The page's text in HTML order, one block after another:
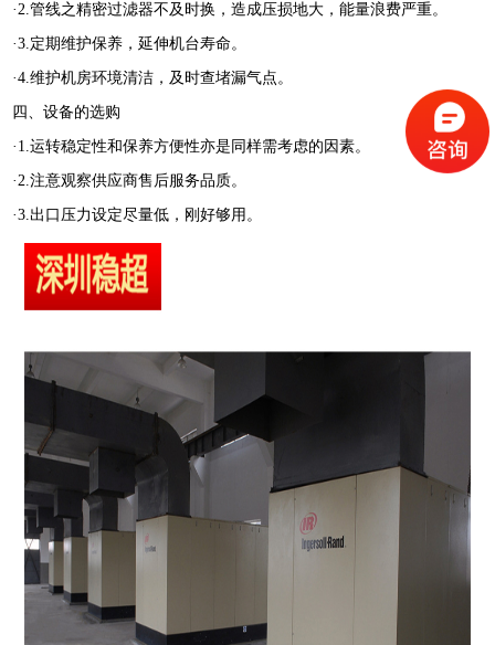
·2.管线之精密过滤器不及时换，造成压损地大，能量浪费严重。
·3.定期维护保养，延伸机台寿命。
·4.维护机房环境清洁，及时查堵漏气点。
四、设备的选购
·1.运转稳定性和保养方便性亦是同样需考虑的因素。
·2.注意观察供应商售后服务品质。
·3.出口压力设定尽量低，刚好够用。